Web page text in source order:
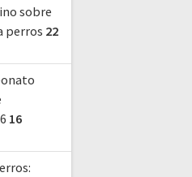
sobre
perros 22
16